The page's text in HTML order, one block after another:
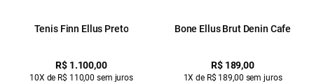
Tenis Finn Ellus Preto
R$ 1.100,00
10X de R$ 110,00 sem juros
Bone Ellus Brut Denin Cafe
R$ 189,00
1X de R$ 189,00 sem juros